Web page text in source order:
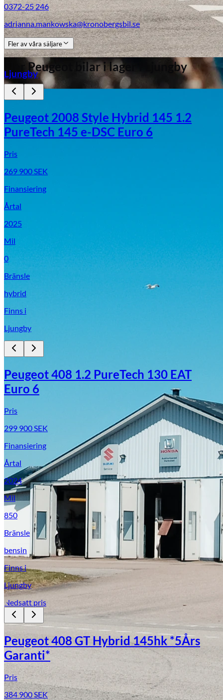
Aixiam
Honda
Skadeverkstad
Ljungby
0372-25 246
adrianna.mankowska@kronobergsbil.se
Fler av våra säljare
Fler Peugeot bilar i lager i Ljungby
Peugeot 2008 Style Hybrid 145 1.2
PureTech 145 e-DSC Euro 6
Pris
269 900SEK
Finansiering
Årtal
2025
Mil
0
Bränsle
hybrid
Finns i
Ljungby
Peugeot 408 1.2 PureTech 130 EAT
Euro 6
Pris
299 900 SEK
Finansiering
Årtal
2024
Mil
850
Bränsle
bensin
Finns i
Ljungby
Nedsatt pris
Peugeot 408 GT Hybrid 145hk *5Års
Garanti*
Pris
384 900 SEK